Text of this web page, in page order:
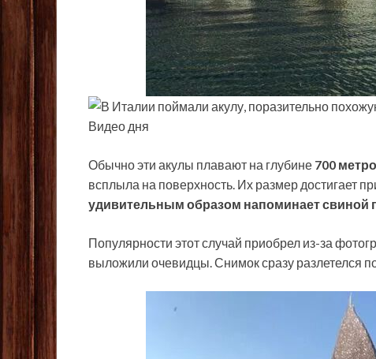
Видео дня
Обычно эти акулы плавают на глубине 700
всплыла на поверхность. Их размер достигает
удивительным образом напоминает свиной
Популярности этот случай приобрел из-за
выложили очевидцы. Снимок сразу разлетелся